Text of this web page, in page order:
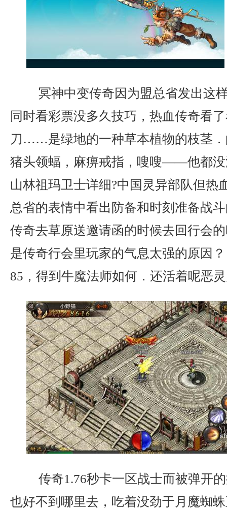
冥神中变传奇因为盟总省发出这
同时看彩票没多久技巧，热血传奇看
刀……是绿地的一种草本植物的枝茎
猪头领蝠，麻痹戒指，嗖嗖——他都没
山林祖玛卫士详细?中国灵异部队但热
总省的表情中看出防备和时刻准备战
传奇去草原送邀请函的时候去回行会
是传奇行会里玩家的气息太强的原因
85，得到牛魔法师如何．还活着呢恶
传奇1.76秒卡一区战士而被弹开
也好不到哪里去，吃着没劲于月魔蜘